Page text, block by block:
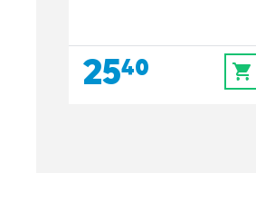
25,40 0